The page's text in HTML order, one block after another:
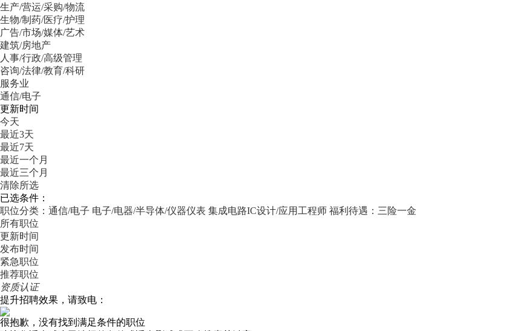
生产/营运/采购/物流
生物/制药/医疗/护理
广告/市场/媒体/艺术
建筑/房地产
人事/行政/高级管理
咨询/法律/教育/科研
服务业
通信/电子
更新时间
今天
最近3天
最近7天
最近一个月
最近三个月
清除所选
已选条件：
职位分类：通信/电子 电子/电器/半导体/仪器仪表 集成电路IC设计/应用工程师 福利待遇：三险一金
所有职位
更新时间
发布时间
紧急职位
推荐职位
资质认证
提升招聘效果，请致电：
很抱歉，没有找到满足条件的职位